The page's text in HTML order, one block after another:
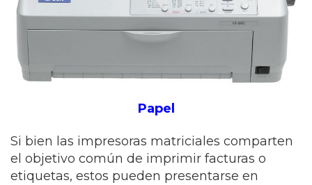
Papel
Si bien las impresoras matriciales comparten
el objetivo común de imprimir facturas o
etiquetas, estos pueden presentarse en